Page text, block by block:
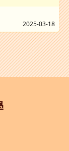
2025-03-18